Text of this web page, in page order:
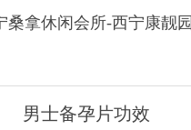
桑拿休闲会所-西宁康靓
男士备孕片功效